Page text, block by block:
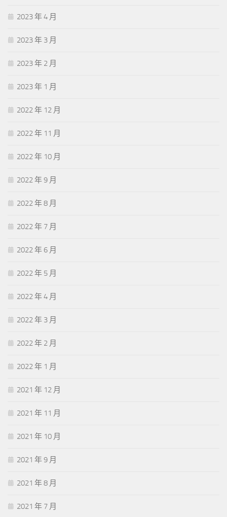
2023 年 4 月
2023 年 3 月
2023 年 2 月
2023 年 1 月
2022 年 12 月
2022 年 11 月
2022 年 10 月
2022 年 9 月
2022 年 8 月
2022 年 7 月
2022 年 6 月
2022 年 5 月
2022 年 4 月
2022 年 3 月
2022 年 2 月
2022 年 1 月
2021 年 12 月
2021 年 11 月
2021 年 10 月
2021 年 9 月
2021 年 8 月
2021 年 7 月